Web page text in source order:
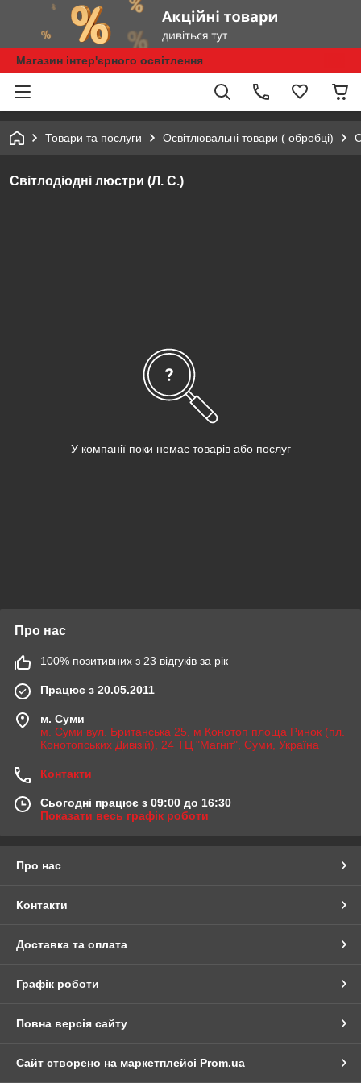
Магазин інтер'єрного освітлення
Товари та послуги Освітлювальні товари ( обробці)
Світлодіодні люстри (Л. С.)
У компанії поки немає товарів або послуг
Про нас
100% позитивних з 23 відгуків за рік
Працює з 20.05.2011
м. Суми
м. Суми вул. Британська 25, м Конотоп площа Ринок (пл.
Конотопських Дивізій), 24 ТЦ "Магніт", Суми, Україна
Контакти
Сьогодні працює з 09:00 до 16:30
Показати весь графік роботи
Про нас
Контакти
Доставка та оплата
Графік роботи
Повна версія сайту
Сайт створено на маркетплейсі Prom.ua